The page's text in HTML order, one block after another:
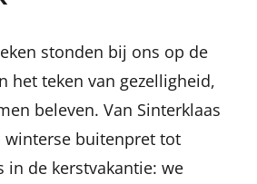
stonden bij ons op de
het teken van gezelligheid,
beleven. Van Sinterklaas
winterse buitenpret tot
in de kerstvakantie: we